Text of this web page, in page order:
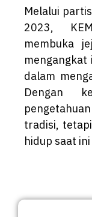
Melalui
2023,
membuka
mengangkat
dalam
Dengan
tradisi,
hidup saat